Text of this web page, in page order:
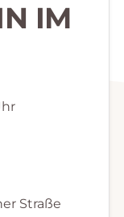
IM
Straße